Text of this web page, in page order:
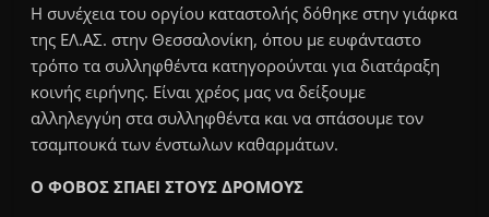
Η συνέχεια του οργίου καταστολής δόθηκε στην γιάφκα
της ΕΛ.ΑΣ. στην Θεσσαλονίκη, όπου με ευφάνταστο
τρόπο τα συλληφθέντα κατηγορούνται για διατάραξη
κοινής ειρήνης. Είναι χρέος μας να δείξουμε
αλληλεγγύη στα συλληφθέντα και να σπάσουμε τον
τσαμπουκά των ένστωλων καθαρμάτων.
Ο ΦΟΒΟΣ ΣΠΑΕΙ ΣΤΟΥΣ ΔΡΟΜΟΥΣ